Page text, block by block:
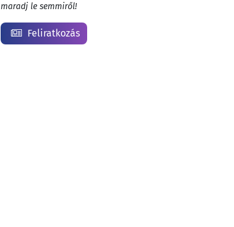
maradj le semmiről!
Feliratkozás